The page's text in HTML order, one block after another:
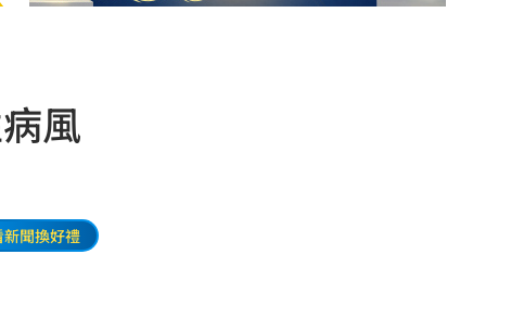
風
新聞換好禮